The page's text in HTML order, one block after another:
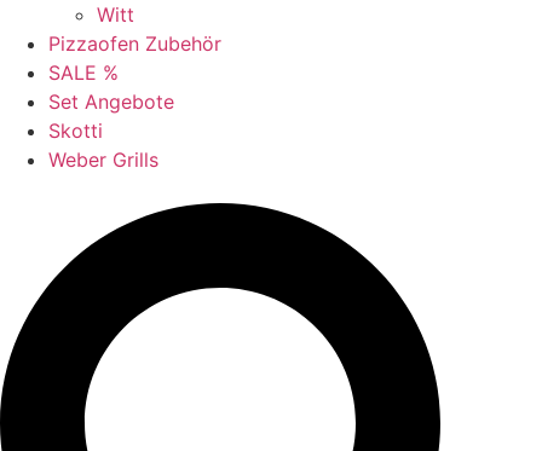
Witt
Pizzaofen Zubehör
SALE %
Set Angebote
Skotti
Weber Grills